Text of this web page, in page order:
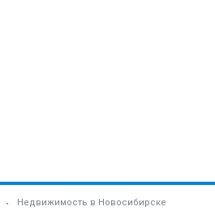
Недвижимость в Новосибирске